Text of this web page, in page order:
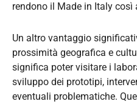
rendono il Made in Italy così
Un altro vantaggio
prossimità geografica e
significa poter visitare i
sviluppo dei prototipi,
eventuali problematiche.